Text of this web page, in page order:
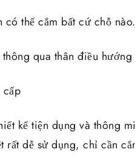
thể cắm bất cứ chỗ nào.
qua thân điều
kế tiện dụng và thông
dễ sử dụng, chỉ cần